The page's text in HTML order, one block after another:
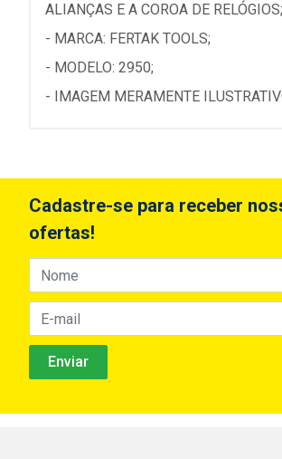
ALIANÇAS E A COROA DE RELÓGIOS;
- MARCA: FERTAK TOOLS;
- MODELO: 2950;
- IMAGEM MERAMENTE
Cadastre-se para receber
ofertas!